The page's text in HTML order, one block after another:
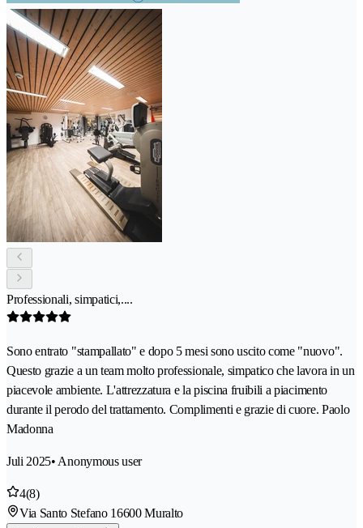
Professionali, simpatici,....
Sono entrato "stampallato" e dopo 5 mesi sono uscito come "nuovo".
Questo grazie a un team molto professionale, simpatico che lavora in un
piacevole ambiente. L'attrezzatura e la piscina fruibili a piacimento
durante il perodo del trattamento. Complimenti e grazie di cuore. Paolo
Madonna
Juli 2025• Anonymous user
4(8)
Via Santo Stefano 16600 Muralto